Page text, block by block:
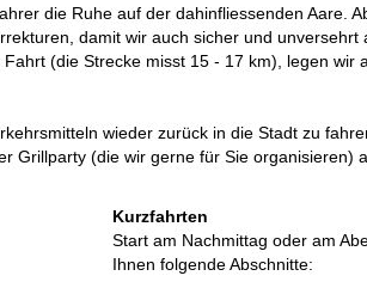
die Ruhe auf der dahinfliessenden Aare.
damit wir auch sicher und unversehrt
(die Strecke misst 15 - 17 km), legen wir
wieder zurück in die Stadt zu
Grillparty (die wir gerne für Sie organisieren)
Kurzfahrten
Start am Nachmittag oder am
Ihnen folgende Abschnitte: